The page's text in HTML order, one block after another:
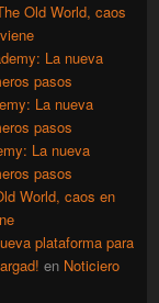
Old World, caos
La nueva
pasos
La nueva
pasos
La nueva
pasos
World, caos en
plataforma para
en Noticiero